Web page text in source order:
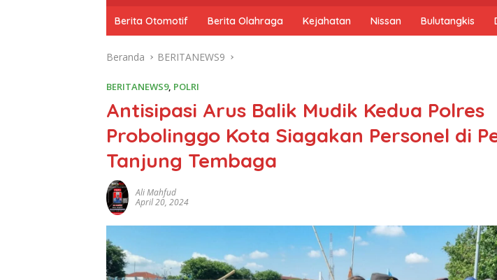
m
e
Berita Otomotif Berita Olahraga Kejahatan Nissan Bulutangkis
Beranda BERITANEWS9
BERITANEWS9, POLRI
Antisipasi Arus Balik Mudik Kedua Polres
Probolinggo Kota Siagakan Personel di
Tanjung Tembaga
Ali Mahfud
April 20, 2024